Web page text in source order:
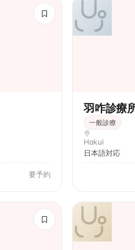
要予約
羽咋診療
一般診療
Hakui
日本語対応